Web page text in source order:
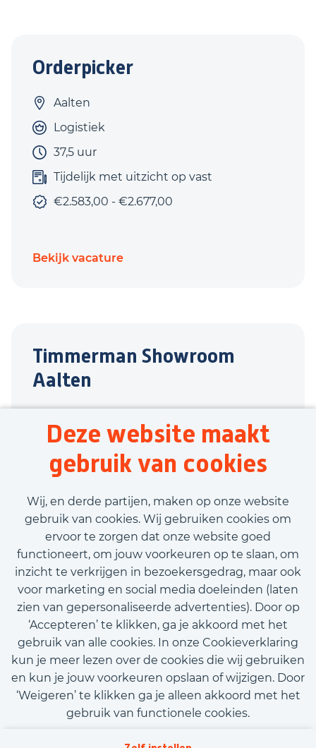
Deze website maakt
gebruik van cookies
Wij, en derde partijen, maken op onze website
gebruik van cookies. Wij gebruiken cookies om
ervoor te zorgen dat onze website goed
functioneert, om jouw voorkeuren op te slaan, om
inzicht te verkrijgen in bezoekersgedrag, maar ook
voor marketing en social media doeleinden (laten
zien van gepersonaliseerde advertenties). Door op
‘Accepteren’ te klikken, ga je akkoord met het
gebruik van alle cookies. In onze Cookieverklaring
kun je meer lezen over de cookies die wij gebruiken
en kun je jouw voorkeuren opslaan of wijzigen. Door
‘Weigeren’ te klikken ga je alleen akkoord met het
gebruik van functionele cookies.
Orderpicker
Aalten
Logistiek
37,5 uur
Tijdelijk met uitzicht op vast
€2.583,00 - €2.677,00
Bekijk vacature
Timmerman Showroom
Aalten
Bouw
40 uur
€3.190,00 - €3.615,00
Bekijk vacature
Call-to-action bij meer vacatures
Kom met ons in contact